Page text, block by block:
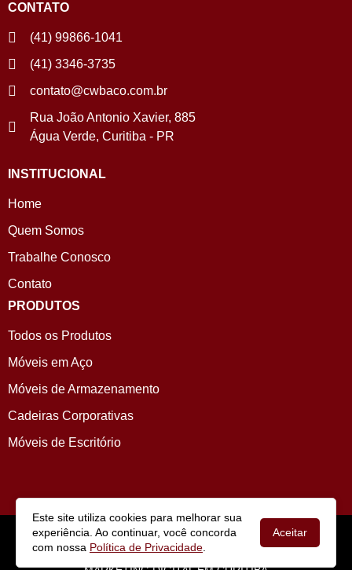
CONTATO
(41) 99866-1041
(41) 3346-3735
contato@cwbaco.com.br
Rua João Antonio Xavier, 885
Água Verde, Curitiba - PR
INSTITUCIONAL
Home
Quem Somos
Trabalhe Conosco
Contato
PRODUTOS
Todos os Produtos
Móveis em Aço
Móveis de Armazenamento
Cadeiras Corporativas
Móveis de Escritório
COPYRIGHT © 2024CWB AÇO| TODOS OS DIREITOS
RESERVADOS.
Este site utiliza cookies para melhorar sua
experiência. Ao continuar, você concorda
com nossa Política de Privacidade
Aceitar